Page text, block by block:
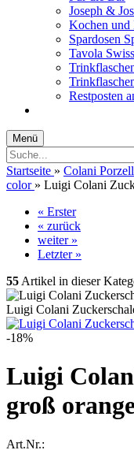
Joseph &
Kochen und
Spardosen
Tavola
Restposten
Menü
Startseite » Colani
color » Luigi Colani
« Erster
« zurück
weiter »
Letzter »
55 Artikel in dieser
Luigi Colani
-18%
Luigi
groß
Art.Nr.: